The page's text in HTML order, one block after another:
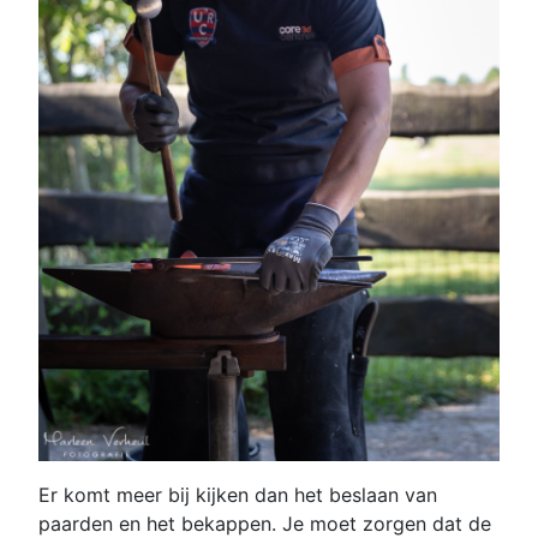
Er komt meer bij kijken dan het beslaan van
paarden en het bekappen. Je moet zorgen dat de